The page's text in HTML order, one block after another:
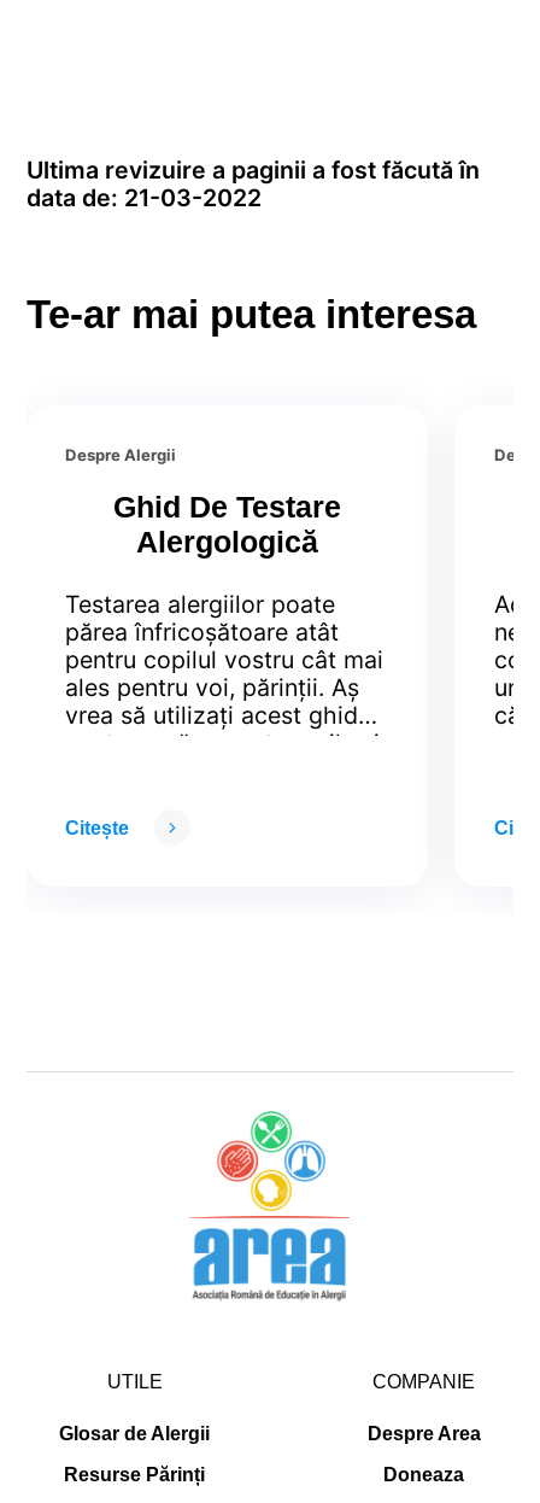
Ultima revizuire a paginii a fost făcută în
data de: 21-03-2022
Te-ar mai putea interesa
Despre Alergii
Ghid De Testare
Alergologică
Testarea alergiilor poate
părea înfricoșătoare atât
pentru copilul vostru cât mai
ales pentru voi, părinții. Aș
vrea să utilizați acest ghid
pentru a vă ușura temerile și
alergolog. Asimilați testarea
Citește
ne
că
UTILE
Glosar de Alergii
Resurse Părinți
COMPANIE
Despre Area
Doneaza